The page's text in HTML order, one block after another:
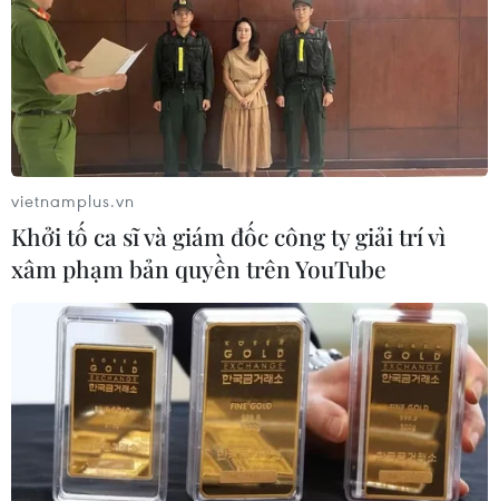
vietnamplus.vn
Khởi tố ca sĩ và giám đốc công ty giải trí vì
xâm phạm bản quyền trên YouTube